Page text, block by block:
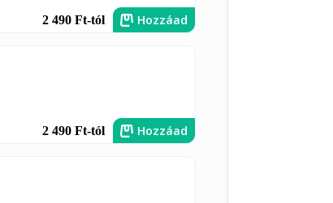
2 490 Ft-tól Hozzáad
2 490 Ft-tól Hozzáad